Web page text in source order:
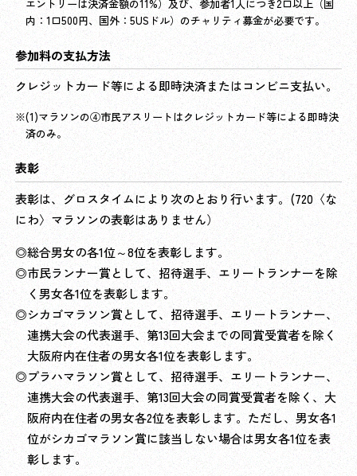
エントリーは決済金額の11%）及び、参加者1人につき2口以上（国
内：1口500円、国外：5USドル）のチャリティ募金が必要です。
参加料の支払方法
クレジットカード等による即時決済またはコンビニ支払い。
(1)マラソンの④市民アスリートはクレジットカード等による即時決
済のみ。
表彰
表彰は、グロスタイムにより次のとおり行います。(720〈な
にわ〉マラソンの表彰はありません）
◎総合男女の各1位～8位を表彰します。
◎市民ランナー賞として、招待選手、エリートランナーを除
く男女各1位を表彰します。
◎シカゴマラソン賞として、招待選手、エリートランナー、
連携大会の代表選手、第13回大会までの同賞受賞者を除く
大阪府内在住者の男女各1位を表彰します。
◎プラハマラソン賞として、招待選手、エリートランナー、
連携大会の代表選手、第13回大会の同賞受賞者を除く、大
阪府内在住者の男女各2位を表彰します。ただし、男女各1
位がシカゴマラソン賞に該当しない場合は男女各1位を表
彰します。